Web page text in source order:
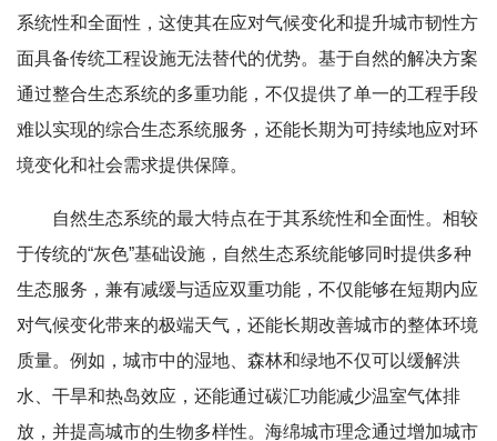
系统性和全面性，这使其在应对气候变化和提升城市韧性方
面具备传统工程设施无法替代的优势。基于自然的解决方案
通过整合生态系统的多重功能，不仅提供了单一的工程手段
难以实现的综合生态系统服务，还能长期为可持续地应对环
境变化和社会需求提供保障。
自然生态系统的最大特点在于其系统性和全面性。相较
于传统的“灰色”基础设施，自然生态系统能够同时提供多种
生态服务，兼有减缓与适应双重功能，不仅能够在短期内应
对气候变化带来的极端天气，还能长期改善城市的整体环境
质量。例如，城市中的湿地、森林和绿地不仅可以缓解洪
水、干旱和热岛效应，还能通过碳汇功能减少温室气体排
放，并提高城市的生物多样性。海绵城市理念通过增加城市